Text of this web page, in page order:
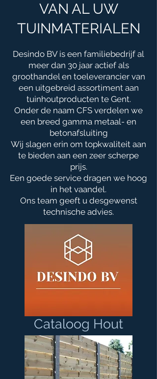
VAN AL UW
TUINMATERIALEN
Desindo BV is een familiebedrijf al
meer dan 30 jaar actief als
groothandel en toeleverancier van
een uitgebreid assortiment aan
tuinhoutproducten te Gent.
Onder de naam CFS verdelen we
een breed gamma metaal- en
betonafsluiting
Wij slagen erin om topkwaliteit aan
te bieden aan een zeer scherpe
prijs.
Een goede service dragen we hoog
in het vaandel.
Ons team geeft u desgewenst
technische advies.
Cataloog Hout